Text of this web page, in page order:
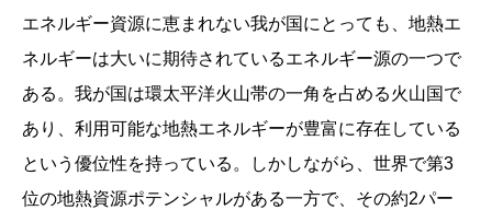
エネルギー資源に恵まれない我が国にとっても、地熱エ
ネルギーは大いに期待されているエネルギー源の一つで
ある。我が国は環太平洋火山帯の一角を占める火山国で
あり、利用可能な地熱エネルギーが豊富に存在している
という優位性を持っている。しかしながら、世界で第3
位の地熱資源ポテンシャルがある一方で、その約2パー